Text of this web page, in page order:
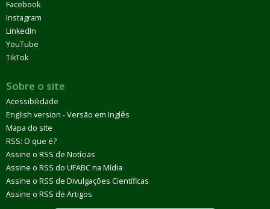
Facebook
Instagram
LinkedIn
YouTube
TikTok
Sobre o site
Acessibilidade
English version - Versão em Inglês
Mapa do site
RSS: O que é?
Assine o RSS de Notícias
Assine o RSS do UFABC na Mídia
Assine o RSS de Divulgações Científicas
Assine o RSS de Artigos